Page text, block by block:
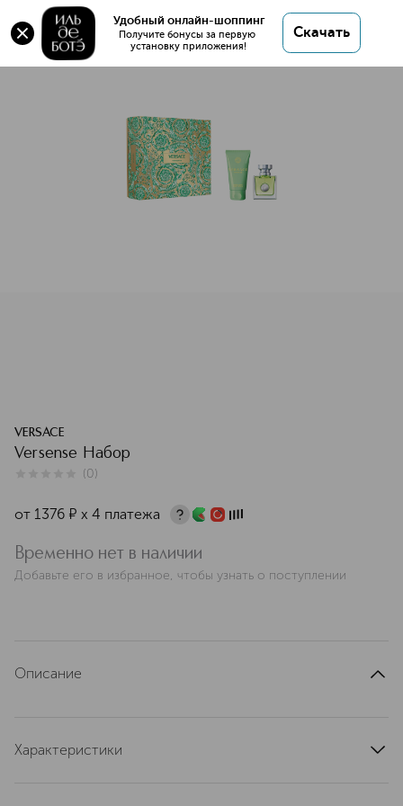
Удобный онлайн-шоппинг
Получите бонусы за первую
установку приложения!
Скачать
Versense Набор
VERSACE
Versense Набор
(0)
от 1376 ¤ х 4 платежа
Временно нет в наличии
Добавьте его в избранное, чтобы узнать о поступлении
Описание
Характеристики